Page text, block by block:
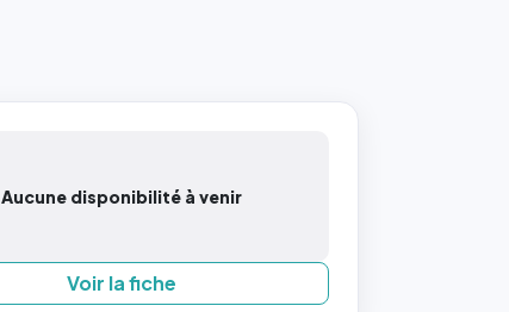
Aucune disponibilité à venir
Voir la fiche